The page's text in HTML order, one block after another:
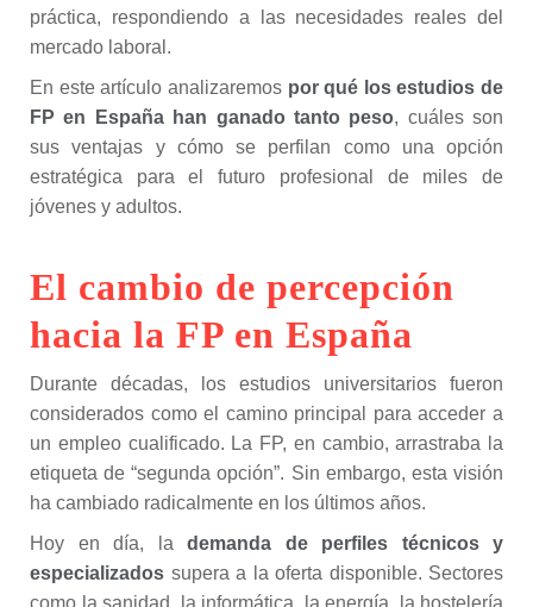
práctica, respondiendo a las necesidades reales del
mercado laboral.
En este artículo analizaremos por qué los estudios de
FP en España han ganado tanto peso, cuáles son
sus ventajas y cómo se perfilan como una opción
estratégica para el futuro profesional de miles de
jóvenes y adultos.
El cambio de percepción
hacia la FP en España
Durante décadas, los estudios universitarios fueron
considerados como el camino principal para acceder a
un empleo cualificado. La FP, en cambio, arrastraba la
etiqueta de “segunda opción”. Sin embargo, esta visión
ha cambiado radicalmente en los últimos años.
Hoy en día, la demanda de perfiles técnicos y
especializados supera a la oferta disponible. Sectores